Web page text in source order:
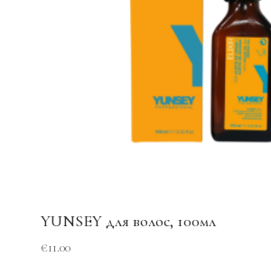
YUNSEY для волос, 100мл
€11.00